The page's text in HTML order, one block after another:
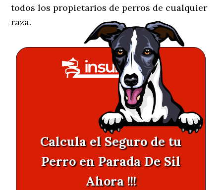
todos los propietarios de perros de cualquier
raza.
Calcula el Seguro de tu
Perro en Parada De Sil
Ahora !!!